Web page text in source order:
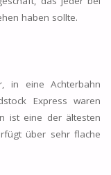
haben sollte.
in eine Achterbahn
Express waren
ist eine der ältesten
über sehr flache